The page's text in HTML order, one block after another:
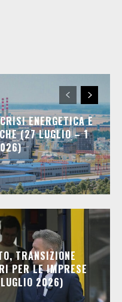
ENERGETICA E
(27 LUGLIO – 1
TRANSIZIONE
PER LE IMPRESE
2026)